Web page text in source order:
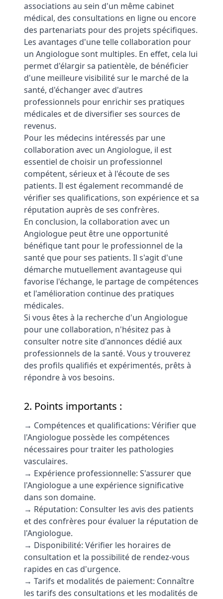
associations au sein d'un même cabinet
médical, des consultations en ligne ou encore
des partenariats pour des projets spécifiques.
Les avantages d'une telle collaboration pour
un Angiologue sont multiples. En effet, cela lui
permet d'élargir sa patientèle, de bénéficier
d'une meilleure visibilité sur le marché de la
santé, d'échanger avec d'autres
professionnels pour enrichir ses pratiques
médicales et de diversifier ses sources de
revenus.
Pour les médecins intéressés par une
collaboration avec un Angiologue, il est
essentiel de choisir un professionnel
compétent, sérieux et à l'écoute de ses
patients. Il est également recommandé de
vérifier ses qualifications, son expérience et sa
réputation auprès de ses confrères.
En conclusion, la collaboration avec un
Angiologue peut être une opportunité
bénéfique tant pour le professionnel de la
santé que pour ses patients. Il s'agit d'une
démarche mutuellement avantageuse qui
favorise l'échange, le partage de compétences
et l'amélioration continue des pratiques
médicales.
Si vous êtes à la recherche d'un Angiologue
pour une collaboration, n'hésitez pas à
consulter notre site d'annonces dédié aux
professionnels de la santé. Vous y trouverez
des profils qualifiés et expérimentés, prêts à
répondre à vos besoins.
2. Points importants :
→ Compétences et qualifications: Vérifier que
l'Angiologue possède les compétences
nécessaires pour traiter les pathologies
vasculaires.
→ Expérience professionnelle: S'assurer que
l'Angiologue a une expérience significative
dans son domaine.
→ Réputation: Consulter les avis des patients
et des confrères pour évaluer la réputation de
l'Angiologue.
→ Disponibilité: Vérifier les horaires de
consultation et la possibilité de rendez-vous
rapides en cas d'urgence.
→ Tarifs et modalités de paiement: Connaître
les tarifs des consultations et les modalités de